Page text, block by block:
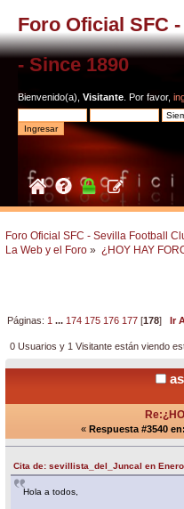
Foro Oficial SFC
- Since 1890
Bienvenido(a), Visitante . Por favor,
Foro Oficial SFC - Sevilla Football
La Web y el Foro » ¿HOY HAY
Páginas: 1 ... 174 175 176 177 [178]Ir
0 Usuarios y 1 Visitante están viendo
« Respuesta #3540 en:
Cita de: sevillista_del_Juncal en
Hola a todos,